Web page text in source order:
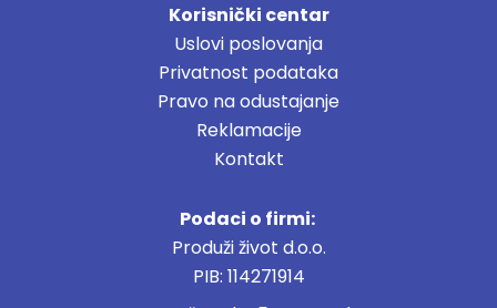
Korisnički centar
Uslovi poslovanja
Privatnost podataka
Pravo na odustajanje
Reklamacije
Kontakt
Podaci o firmi:
Produži život d.o.o.
PIB: 114271914